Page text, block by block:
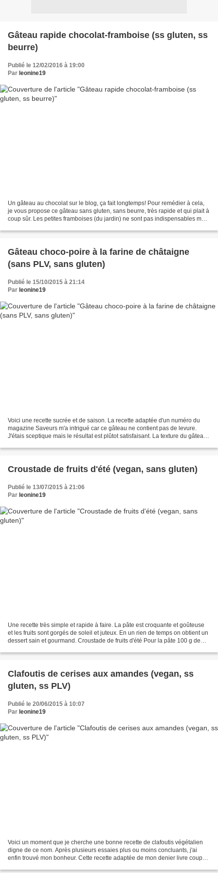
Gâteau rapide chocolat-framboise (ss gluten, ss
beurre)
Publié le 12/02/2016 à 19:00
Par leonine19
Un gâteau au chocolat sur le blog, ça fait longtemps! Pour remédier à cela,
je vous propose ce gâteau sans gluten, sans beurre, très rapide et qui plait à
coup sûr. Les petites framboises (du jardin) ne sont pas indispensables mais
Gâteau choco-poire à la farine de châtaigne
(sans PLV, sans gluten)
Publié le 15/10/2015 à 21:14
Par leonine19
Voici une recette sucrée et de saison. La recette adaptée d'un numéro du
magazine Saveurs m'a intrigué car ce gâteau ne contient pas de levure.
J'étais sceptique mais le résultat est plûtot satisfaisant. La texture du gâteau
Croustade de fruits d'été (vegan, sans gluten)
Publié le 13/07/2015 à 21:06
Par leonine19
Une recette très simple et rapide à faire. La pâte est croquante et goûteuse
et les fruits sont gorgés de soleil et juteux. En un rien de temps on obtient un
dessert sain et gourmand. Croustade de fruits d'été Pour la pâte 100 g de
Clafoutis de cerises aux amandes (vegan, ss
gluten, ss PLV)
Publié le 20/06/2015 à 10:07
Par leonine19
Voici un moment que je cherche une bonne recette de clafoutis végétalien
digne de ce nom. Après plusieurs essaies plus ou moins concluants, j'ai
enfin trouvé mon bonheur. Cette recette adaptée de mon denier livre coup